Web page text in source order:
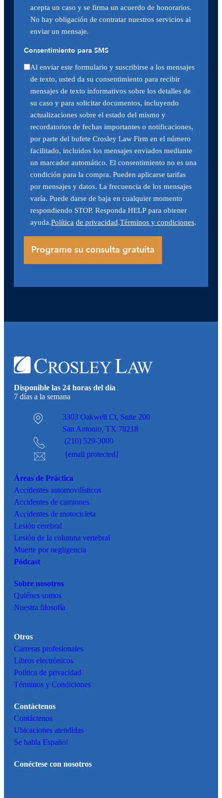
acepta un caso y se firma un acuerdo de honorarios.
No hay obligación de contratar nuestros servicios al
enviar un mensaje.
Consentimiento para SMS
Al enviar este formulario y suscribirse a los mensajes
de texto, usted da su consentimiento para recibir
mensajes de texto informativos sobre los detalles de
su caso y para solicitar documentos, incluyendo
actualizaciones sobre el estado del mismo y
recordatorios de fechas importantes o notificaciones,
por parte del bufete Crosley Law Firm en el número
facilitado, incluidos los mensajes enviados mediante
un marcador automático. El consentimiento no es una
condición para la compra. Pueden aplicarse tarifas
por mensajes y datos. La frecuencia de los mensajes
varía. Puede darse de baja en cualquier momento
respondiendo STOP. Responda HELP para obtener
ayuda.Política de privacidad.Términos y condiciones.
Disponible las 24 horas del día
7 días a la semana
3303 Oakwell Ct, Suite 200
San Antonio, TX 78218
(210) 529-3000
[email protected]
Áreas de Práctica
Accidentes automovilísticos
Accidentes de camiones
Accidentes de motocicleta
Lesión cerebral
Lesión de la columna vertebral
Muerte por negligencia
Pódcast
Sobre nosotros
Quiénes somos
Nuestra filosofía
Otros
Carreras profesionales
Libros electrónicos
Política de privacidad
Términos y Condiciones
Contáctenos
Contáctenos
Ubicaciones atendidas
Se habla Español
Conéctese con nosotros